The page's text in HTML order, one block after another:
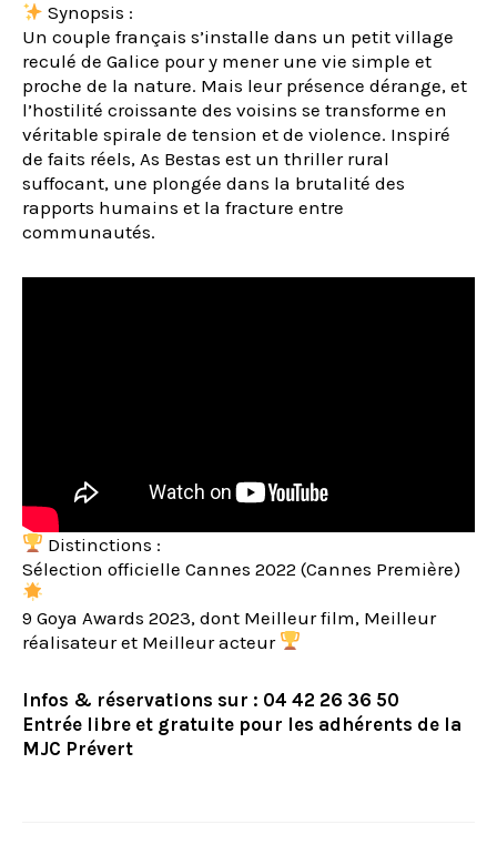
Synopsis :
Un couple français s’installe dans un petit village
reculé de Galice pour y mener une vie simple et
proche de la nature. Mais leur présence dérange, et
l’hostilité croissante des voisins se transforme en
véritable spirale de tension et de violence. Inspiré
de faits réels, As Bestas est un thriller rural
suffocant, une plongée dans la brutalité des
rapports humains et la fracture entre
communautés.
Distinctions :
Sélection officielle Cannes 2022 (Cannes Première)
9 Goya Awards 2023, dont Meilleur film, Meilleur
réalisateur et Meilleur acteur
Infos & réservations sur : 04 42 26 36 50
Entrée libre et gratuite pour les adhérents de la
MJC Prévert